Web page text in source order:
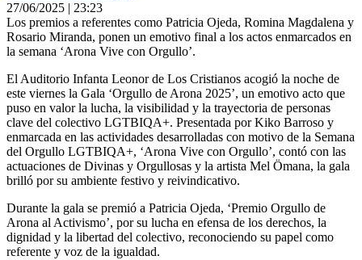
27/06/2025 | 23:23
Los premios a referentes como Patricia Ojeda, Romina Magdalena y
Rosario Miranda, ponen un emotivo final a los actos enmarcados en
la semana ‘Arona Vive con Orgullo’.
El Auditorio Infanta Leonor de Los Cristianos acogió la noche de
este viernes la Gala ‘Orgullo de Arona 2025’, un emotivo acto que
puso en valor la lucha, la visibilidad y la trayectoria de personas
clave del colectivo LGTBIQA+. Presentada por Kiko Barroso y
enmarcada en las actividades desarrolladas con motivo de la Semana
del Orgullo LGTBIQA+, ‘Arona Vive con Orgullo’, contó con las
actuaciones de Divinas y Orgullosas y la artista Mel Ömana, la gala
brilló por su ambiente festivo y reivindicativo.
Durante la gala se premió a Patricia Ojeda, ‘Premio Orgullo de
Arona al Activismo’, por su lucha en efensa de los derechos, la
dignidad y la libertad del colectivo, reconociendo su papel como
referente y voz de la igualdad.